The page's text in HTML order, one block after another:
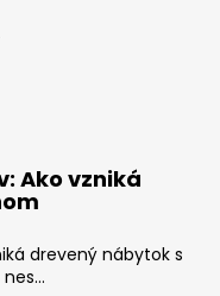
Ako vzniká
drevený nábytok s